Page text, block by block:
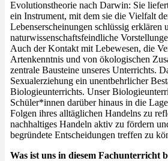
Evolutionstheorie nach Darwin: Sie
ein Instrument, mit dem sie die Vielfalt
Lebenserscheinungen schlüssig erklären
naturwissenschaftsfeindliche
Auch der Kontakt mit Lebewesen, die
Artenkenntnis und von ökologischen
zentrale Bausteine unseres Unterrichts.
Sexualerziehung ein unentbehrlicher
Biologieunterrichts. Unser
Schüler*innen darüber hinaus in die
Folgen ihres alltäglichen Handelns zu
nachhaltiges Handeln aktiv zu fördern
begründete Entscheidungen treffen zu
Was ist uns in diesem Fachunterricht